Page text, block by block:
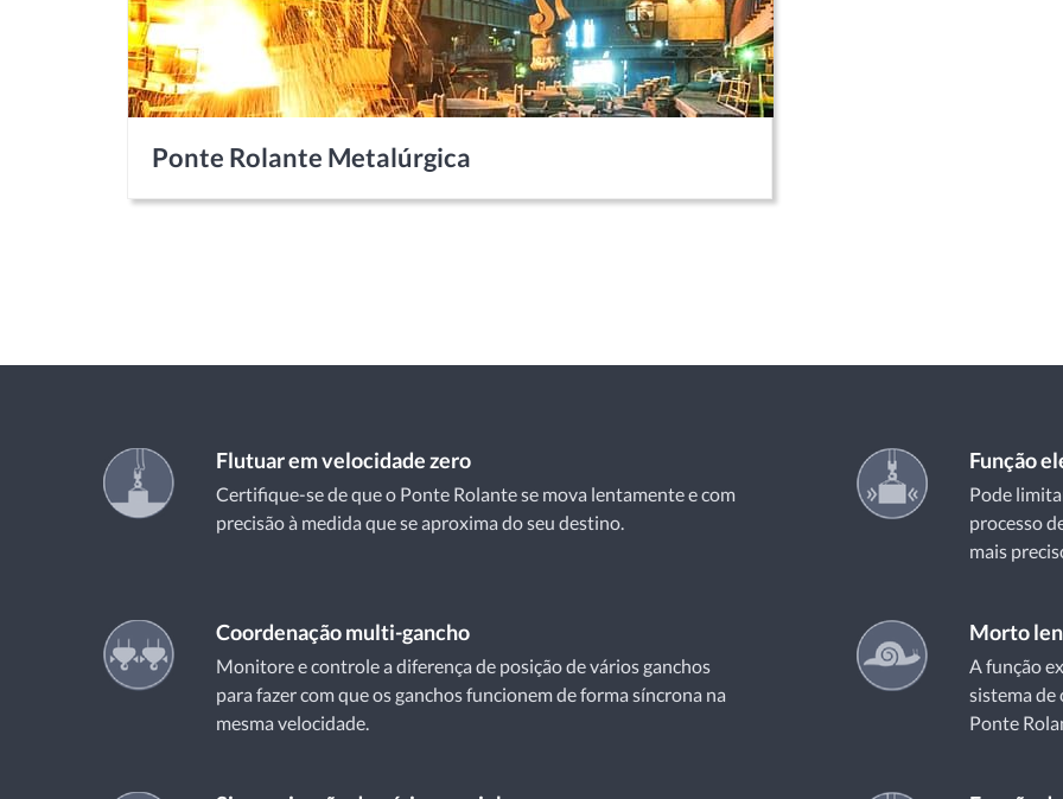
Ponte Rolante Metalúrgica
Flutuar em velocidade zero
Certifique-se de que o Ponte Rolante se mova lentamente e com
precisão à medida que se aproxima do seu destino.
Função
Pode
processo
mais
Coordenação multi-gancho
Monitore e controle a diferença de posição de vários ganchos
para fazer com que os ganchos funcionem de forma síncrona na
mesma velocidade.
Morto
A função
sistema de
Ponte